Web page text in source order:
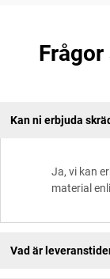
Frågor
Kan ni erbjuda
Ja, vi kan
material
Vad är